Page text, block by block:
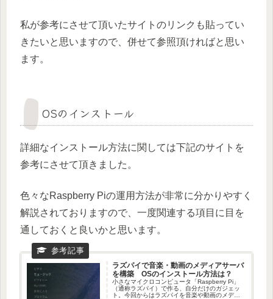
私が参考にさせて頂いたサイトのリンクも貼ってい
きたいと思いますので、併せて参照頂ければと思い
ます。
OSのインストール
詳細なインストール方法に関しては下記のサイトを
参考にさせて頂きました。
色々なRaspberry Piの運用方法が非常に分かりやすく
解説されておりますので、一度関連する項目に目を
通しておくと良いかと思います。
ラズパイで音楽・動画のメディアサーバ
を構築 OSのインストール方法は？
小さなマイクロコンピュータ「Raspberry Pi」
（通称ラズパイ）で作る、自分だけのガジェッ
ト。今回からはラズパイを音楽や動画のメディ